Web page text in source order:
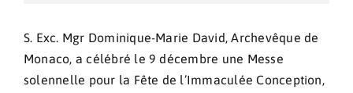
S. Exc. Mgr Dominique-Marie David, Archevêque de
Monaco, a célébré le 9 décembre une Messe
solennelle pour la Fête de l’Immaculée Conception,